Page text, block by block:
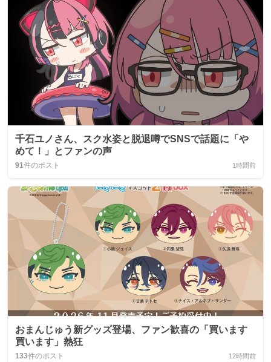
千石ユノさん、スク水姿と脱退噂でSNSで話題に「や
めて！」とファンの声
91件のポスト 1時間前
おまんじゅう新グッズ登場、ファン歓喜の「買います
買います」熱狂
133件のポスト 12時間前